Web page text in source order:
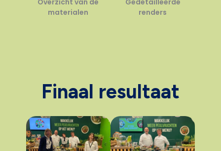
materialen
renders
Finaal resultaat